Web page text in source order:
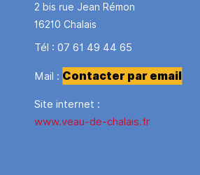
2 bis rue Jean Rémon
16210 Chalais
Tél :07 61 49 44 65
Mail : Contacter par email
Site internet :
www.veau-de-chalais.fr